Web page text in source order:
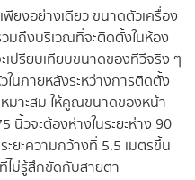
ยงอย่างเดียว ขนาดตัวเครื่อง
มถึงบริเวณที่จะติดตั้งในห้อง
ปรียบเทียบขนาดของทีวีจริง ๆ
ในภายหลังระหว่างการติดตั้ง
มาะสม ให้คูณขนาดของหน้า
นิ้วจะต้องห่างในระยะห่าง 90
ะยะความกว้างที่ 5.5 เมตรขึ้น
ไม่รู้สึกขัดกับสายตา